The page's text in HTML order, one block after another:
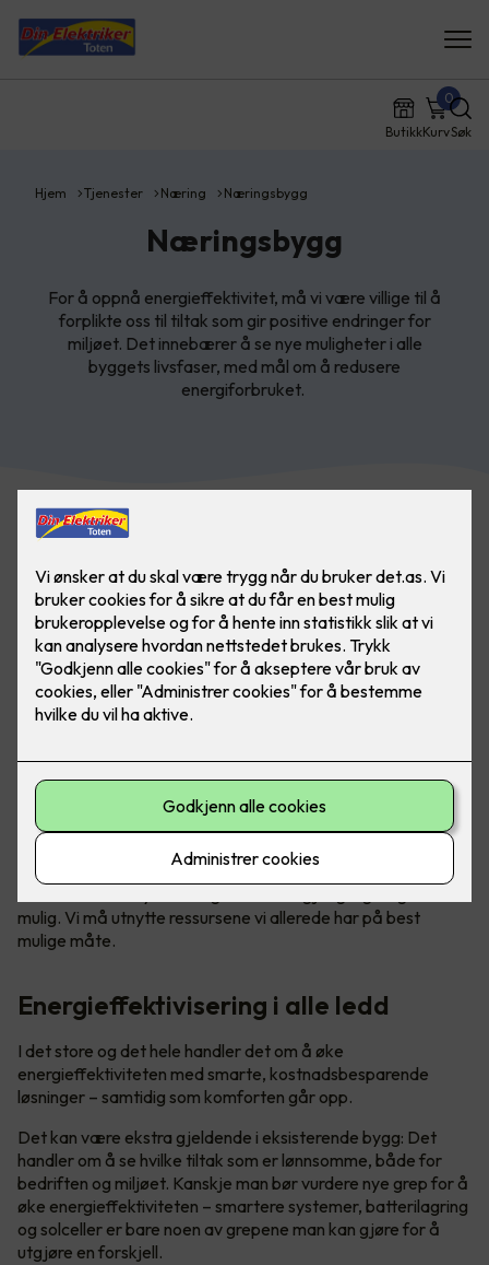
ButikkKurv
0
Søk
Hjem Tjenester Næring Næringsbygg
Næringsbygg
For å oppnå energieffektivitet, må vi være villige til å
forplikte oss til tiltak som gir positive endringer for
miljøet. Det innebærer å se nye muligheter i alle
byggets livsfaser, med mål om å redusere
energiforbruket.
Norges kraftbruk forventes å øke kraftig i de kommende
årene. Det er her energieffektivisering kommer inn – for det
mulig. Vi må utnytte ressursene vi allerede har på best
mulige måte.
Energieffektivisering i alle ledd
I det store og det hele handler det om å øke
energieffektiviteten med smarte, kostnadsbesparende
løsninger – samtidig som komforten går opp.
Det kan være ekstra gjeldende i eksisterende bygg: Det
handler om å se hvilke tiltak som er lønnsomme, både for
bedriften og miljøet. Kanskje man bør vurdere nye grep for å
øke energieffektiviteten – smartere systemer, batterilagring
og solceller er bare noen av grepene man kan gjøre for å
utgjøre en forskjell.